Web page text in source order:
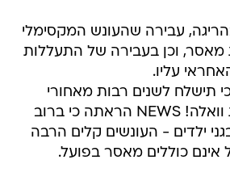
עבירה שהעונש המקסימלי
20 שנות מאסר, וכן בעבירה של התעללות
עליו.
תישלח לשנים רבות מאחורי
סורג ובריח. בדיקת וואלה! NEWS הראתה כי ברוב
ילדים - העונשים קלים הרבה
אינם כוללים מאסר בפועל.